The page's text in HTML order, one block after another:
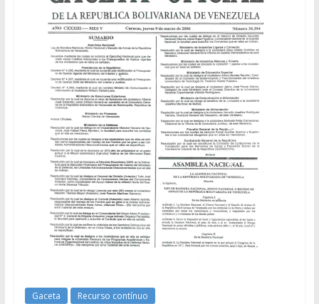
Gaceta Recurso contínuo